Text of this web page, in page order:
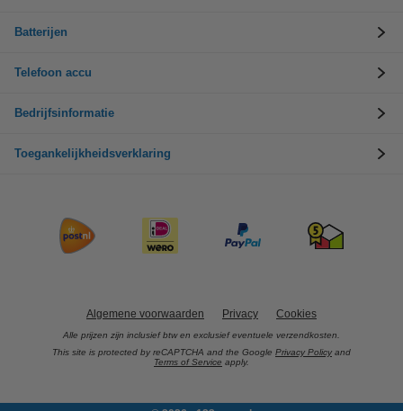
Batterijen
Telefoon accu
Bedrijfsinformatie
Toegankelijkheidsverklaring
Algemene voorwaarden Privacy Cookies
Alle prijzen zijn inclusief btw en exclusief eventuele verzendkosten.
This site is protected by reCAPTCHA and the Google Privacy Policy and
Terms of Service apply.